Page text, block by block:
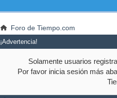
Foro de Tiempo.com
¡Advertencia!
Solamente usuarios
Por favor inicia sesión más